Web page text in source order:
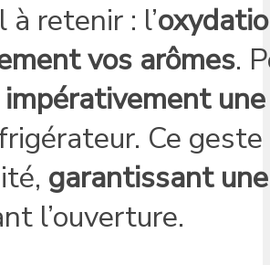
à retenir : l’
vos arômes.
Ce
garantissant
l’ouverture.